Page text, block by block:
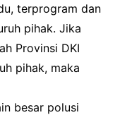
terprogram dan
pihak. Jika
Provinsi DKI
pihak, maka
besar polusi